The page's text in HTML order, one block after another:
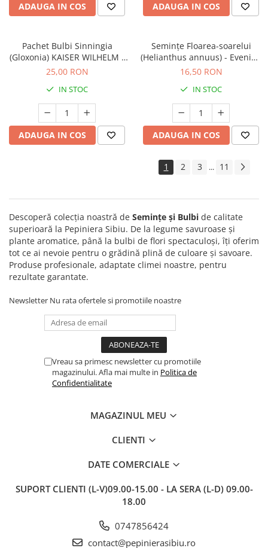
ADAUGA IN COS ADAUGA IN COS
Pachet Bulbi Sinningia
(Gloxonia) KAISER WILHELM -
Cod:114.890
25,00 RON
IN STOC
ADAUGA IN COS
Semințe Floarea-soarelui
(Helianthus annuus) - Evening
Sun - Cod 6890
16,50 RON
IN STOC
ADAUGA IN COS
1 2 3 ... 11
Descoperă colecția noastră de Semințe și Bulbi de calitate
superioară la Pepiniera Sibiu. De la legume savuroase și
plante aromatice, până la bulbi de flori spectaculoși, îți oferim
tot ce ai nevoie pentru o grădină plină de culoare și savoare.
Produse profesionale, adaptate climei noastre, pentru
rezultate garantate.
Newsletter Nu rata ofertele si promotiile noastre
Vreau sa primesc newsletter cu promotiile
magazinului. Afla mai multe in Politica de
Confidentialitate
MAGAZINUL MEU
CLIENTI
DATE COMERCIALE
SUPORT CLIENTI (L-V)09.00-15.00 - LA SERA (L-D) 09.00-
18.00
0747856424
contact@pepinierasibiu.ro